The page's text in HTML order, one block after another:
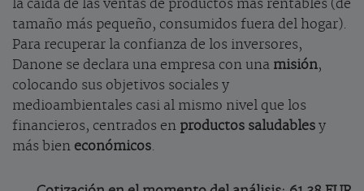
la caída de las ventas de productos más rentables (de
tamaño más pequeño, consumidos fuera del hogar).
Para recuperar la confianza de los inversores,
Danone se declara una empresa con una misión,
colocando sus objetivos sociales y
medioambientales casi al mismo nivel que los
financieros, centrados en productos saludables y
más bien económicos.